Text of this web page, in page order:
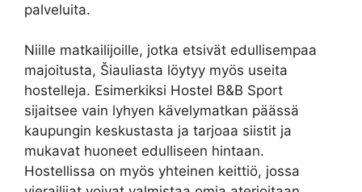
palveluita.
Niille matkailijoille, jotka etsivät edullisempaa
majoitusta, Šiauliasta löytyy myös useita
hostelleja. Esimerkiksi Hostel B&B Sport
sijaitsee vain lyhyen kävelymatkan päässä
kaupungin keskustasta ja tarjoaa siistit ja
mukavat huoneet edulliseen hintaan.
Hostellissa on myös yhteinen keittiö, jossa